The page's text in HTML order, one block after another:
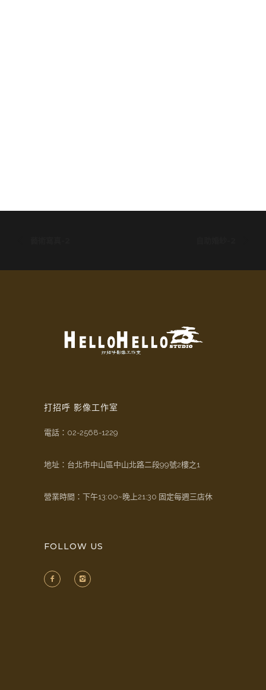
打招呼 影像工作室
電話： 02-2568-1229
地址：台北市中山區中山北路二段99號2樓之1
營業時間：下午13:00~晚上21:30 固定每週三店休
FOLLOW US